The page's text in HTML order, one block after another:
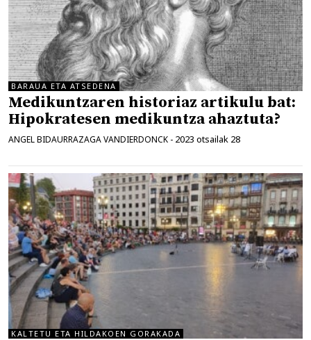
BARAUA ETA ATSEDENA
Medikuntzaren historiaz artikulu bat:
Hipokratesen medikuntza ahaztuta?
ANGEL BIDAURRAZAGA VANDIERDONCK - 2023 otsailak 28
KALTETU ETA HILDAKOEN GORAKADA